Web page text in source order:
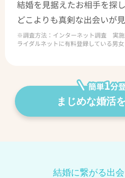
まじめな婚活
結婚に繋がる出